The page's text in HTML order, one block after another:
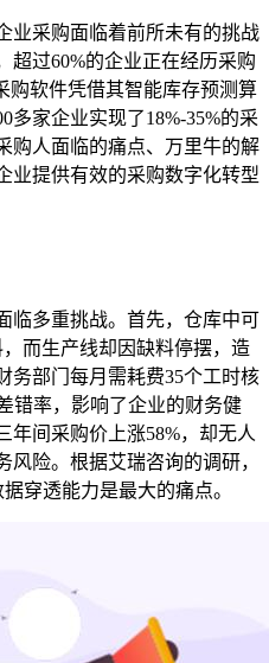
业采购面临着前所未有的挑战
超过60%的企业正在经历采购
购软件凭借其智能库存预测算
多家企业实现了18%-35%的采
购人面临的痛点、万里牛的解
业提供有效的采购数字化转型
临多重挑战。首先，仓库中可
而生产线却因缺料停摆，造
务部门每月需耗费35个工时核
错率，影响了企业的财务健
年间采购价上涨58%，却无人
险。根据艾瑞咨询的调研，
穿透能力是最大的痛点。